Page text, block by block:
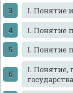
I. Понятие
I. Понятие
I. Понятие
I. Понятие,